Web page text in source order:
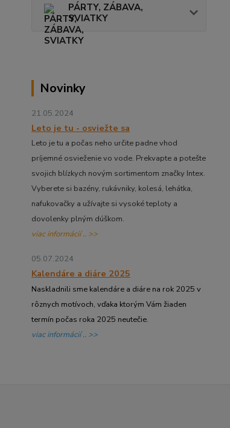
PÁRTY, ZÁBAVA,
SVIATKY
Novinky
21.05.2024
Leto je tu - osviežte sa
Leto je tu a počas neho určite padne vhod
príjemné osvieženie vo vode. Prekvapte a potešte
svojich blízkych novým sortimentom značky Intex.
Vyberete si bazény, rukávniky, kolesá, lehátka,
nafukovačky a užívajte si vysoké teploty a
dovolenky plným dúškom.
viac informácií .. >>
05.07.2024
Kalendáre a diáre 2025
Naskladnili sme kalendáre a diáre na rok 2025 v
rôznych motívoch, vďaka ktorým Vám žiaden
termín počas roka 2025 neutečie.
viac informácií .. >>